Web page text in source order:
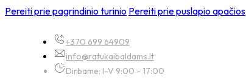
Pereiti prie pagrindinio turinio Pereiti prie puslapio apačios
+370 699 64909
info@ratukaibaldams.lt
Dirbame: I-V 9:00 - 17:00